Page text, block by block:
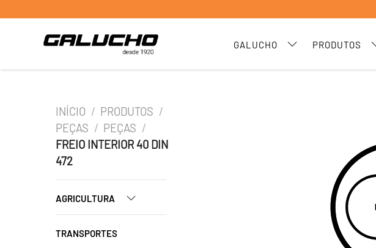
GALUCHO PRODUTOS
INÍCIO / PRODUTOS /
PEÇAS / PEÇAS /
FREIO INTERIOR 40 DIN
472
AGRICULTURA
TRANSPORTES